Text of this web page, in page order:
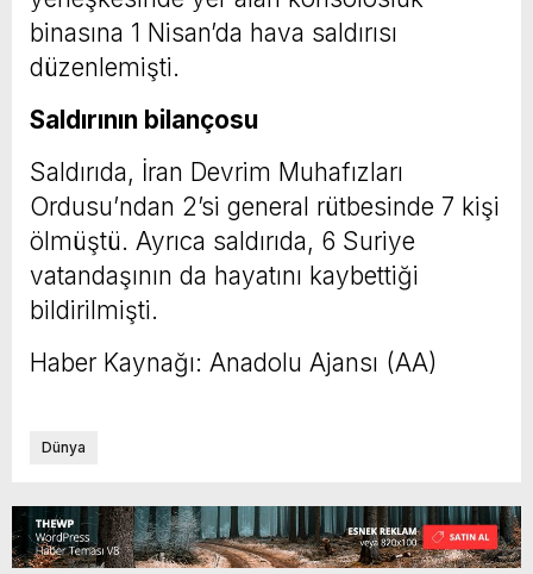
binasına 1 Nisan’da hava saldırısı
düzenlemişti.
Saldırının bilançosu
Saldırıda, İran Devrim Muhafızları
Ordusu’ndan 2’si general rütbesinde 7 kişi
ölmüştü. Ayrıca saldırıda, 6 Suriye
vatandaşının da hayatını kaybettiği
bildirilmişti.
Haber Kaynağı: Anadolu Ajansı (AA)
Dünya